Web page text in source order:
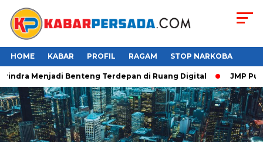
HOME KABAR PROFIL RAGAM STOP NARKOBA
Menjadi Benteng Terdepan di Ruang Digital JMP Puji